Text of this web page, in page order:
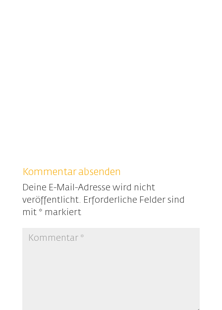
Kommentar absenden
Deine E-Mail-Adresse wird nicht
veröffentlicht. Erforderliche Felder sind
mit * markiert